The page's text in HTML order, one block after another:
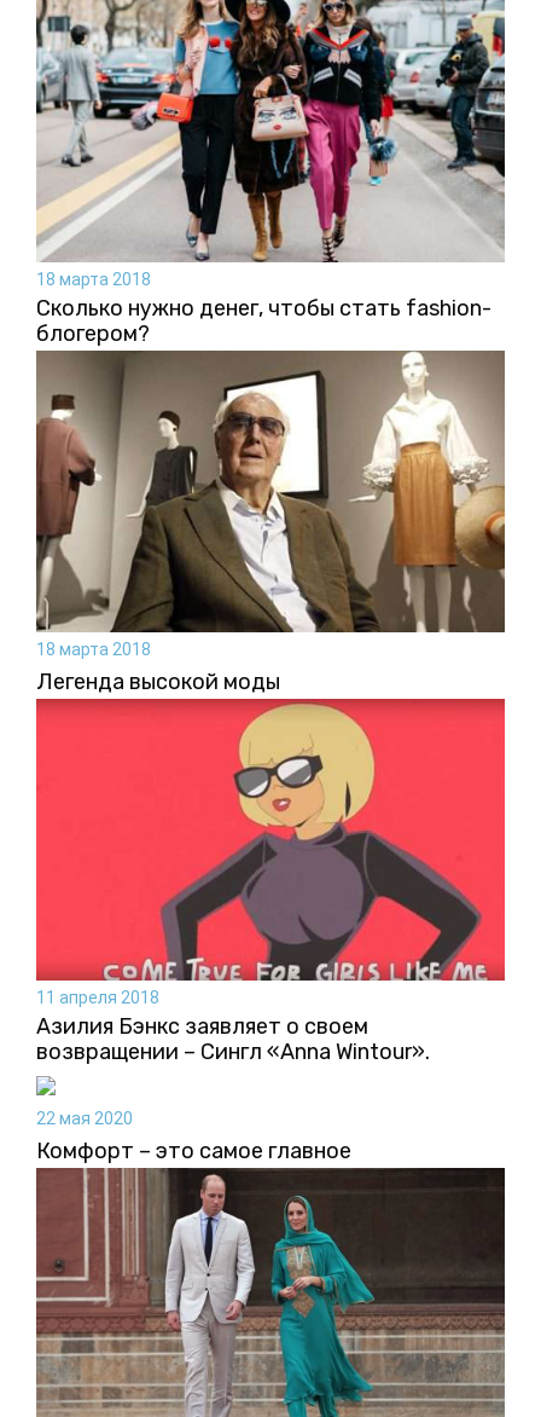
18 марта 2018
Сколько нужно денег, чтобы стать fashion-
блогером?
18 марта 2018
Легенда высокой моды
11 апреля 2018
Азилия Бэнкс заявляет о своем
возвращении – Сингл «Anna Wintour».
22 мая 2020
Комфорт – это самое главное